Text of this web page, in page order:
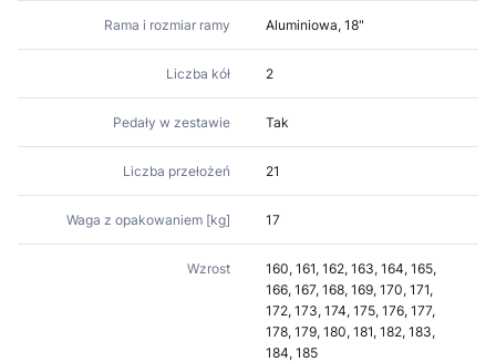
Rama i rozmiar ramy Aluminiowa, 18"
Liczba kół 2
Pedały w zestawie Tak
Liczba przełożeń 21
Waga z opakowaniem [kg] 17
Wzrost
160, 161, 162, 163, 164, 165,
166, 167, 168, 169, 170, 171,
172, 173, 174, 175, 176, 177,
178, 179, 180, 181, 182, 183,
184, 185